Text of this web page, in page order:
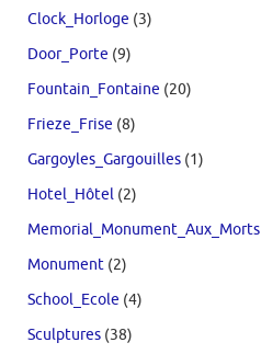
Clock_Horloge (3)
Door_Porte (9)
Fountain_Fontaine (20)
Frieze_Frise (8)
Gargoyles_Gargouilles (1)
Hotel_Hôtel (2)
Memorial_Monument_Aux_Morts
Monument (2)
School_Ecole (4)
Sculptures (38)